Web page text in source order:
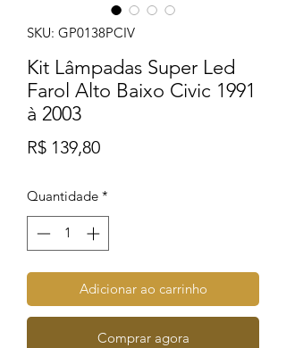
SKU: GP0138PCIV
Kit Lâmpadas Super Led
Farol Alto Baixo Civic 1991
à 2003
R$ 139,80Preço
Quantidade *
Adicionar ao carrinho
Comprar agora